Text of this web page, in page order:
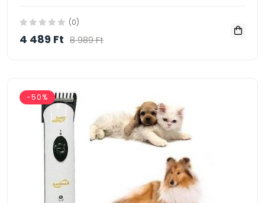
(0)
4 489 Ft 8 989 Ft
-50%